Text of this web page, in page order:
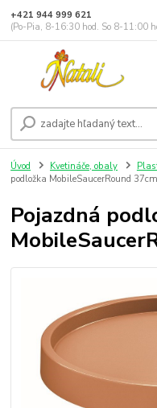
+421 944 999 621
(Po-Pia, 8-16:30 hod. So 8-11:00
Úvod Kvetináče, obaly
podložka MobileSaucerRound
Pojazdná